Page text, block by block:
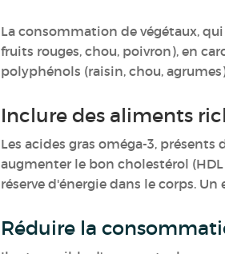
La consommation de végétaux,
fruits rouges, chou, poivron), en
polyphénols (raisin, chou,
Inclure des aliments
Les acides gras oméga-3,
augmenter le bon cholestérol
réserve d'énergie dans le corps.
Réduire la